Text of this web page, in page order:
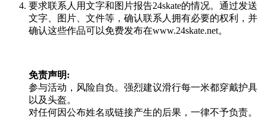
要求联系人用文字和图片报告24skate的情况。通过发送
文字、图片、文件等，确认联系人拥有必要的权利，并
确认这些作品可以免费发布在www.24skate.net。
免责声明:
参与活动，风险自负。强烈建议滑行每一米都穿戴护具
以及头盔。
对任何因公布姓名或链接产生的后果，一律不予负责。